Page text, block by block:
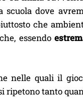
scuola dove
che
essendo
nelle quali il
ripetono tanto